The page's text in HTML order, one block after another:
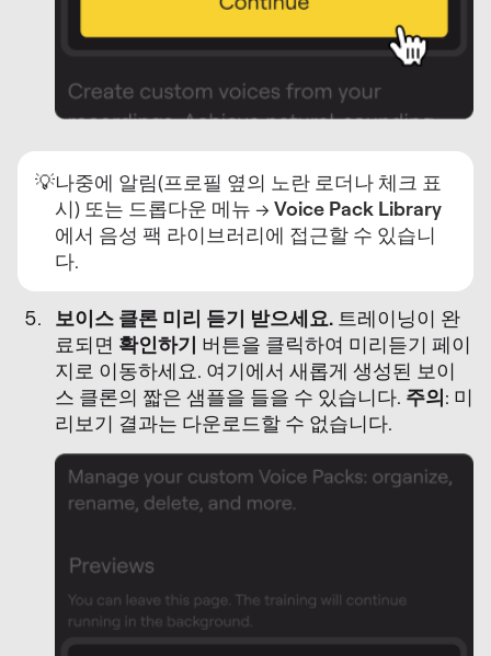
💡나중에 알림(프로필 옆의 노란 로더나 체크 표
시) 또는 드롭다운 메뉴 → Voice Pack Library
에서 음성 팩 라이브러리에 접근할 수 있습니
다.
보이스 클론 미리 듣기 받으세요. 트레이닝이 완
료되면 확인하기 버튼을 클릭하여 미리듣기 페이
지로 이동하세요. 여기에서 새롭게 생성된 보이
스 클론의 짧은 샘플을 들을 수 있습니다. 주의: 미
리보기 결과는 다운로드할 수 없습니다.